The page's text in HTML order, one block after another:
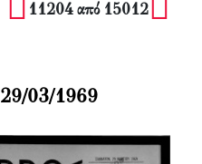
11204 από 15012
29/03/1969